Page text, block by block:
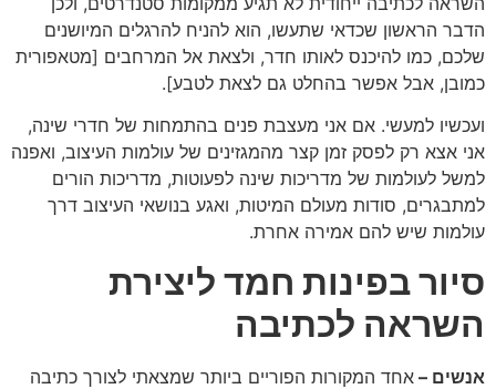
הדבר הראשון שכדאי שתעשו, הוא להניח להרגלים המיושנים
שלכם, כמו להיכנס לאותו חדר, ולצאת אל המרחבים [מטאפורית
כמובן, אבל אפשר בהחלט גם לצאת לטבע].
ועכשיו למעשי. אם אני מעצבת פנים בהתמחות של חדרי שינה,
אני אצא רק לפסק זמן קצר מהמגזינים של עולמות העיצוב, ואפנה
למשל לעולמות של מדריכות שינה לפעוטות, מדריכות הורים
למתבגרים, סודות מעולם המיטות, ואגע בנושאי העיצוב דרך
עולמות שיש להם אמירה אחרת.
סיור בפינות חמד ליצירת
השראה לכתיבה
אנשים – אחד המקורות הפוריים ביותר שמצאתי לצורך כתיבה